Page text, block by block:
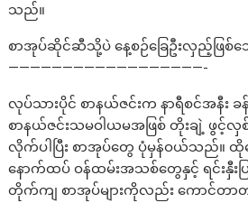
သည်။
စာအုပ်ဆိုင်ဆီသို့ပဲ နေ့စဉ်ခြေဦးလှည့်ဖြစ်သ
——————————————————-
လုပ်သားပိုင် စာနယ်ဇင်းက နာရီစင်အနီး
စာနယ်ဇင်းသမဝါယမအဖြစ် တိုးချဲ့ ဖွင့်
လိုက်ပါပြီး စာအုပ်တွေ ပုံမှန်ဝယ်သည်။
နောက်ထပ် ဝန်ထမ်းအသစ်တွေနှင့် ရင်းနှီ
တိုက်ကျ စာအုပ်များကိုလည်း ကောင်တာ